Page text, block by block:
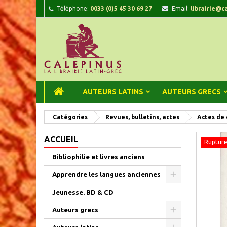
Téléphone: 0033 (0)5 45 30 69 27 Email:
AUTEURS LATINS AUTEURS GRECS
Catégories Revues, bulletins, actes Actes de
ACCUEIL
Bibliophilie et livres anciens
Apprendre les langues anciennes
Jeunesse. BD & CD
Auteurs grecs